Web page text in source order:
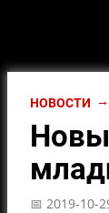
НОВОСТИ
📅 2019-10-